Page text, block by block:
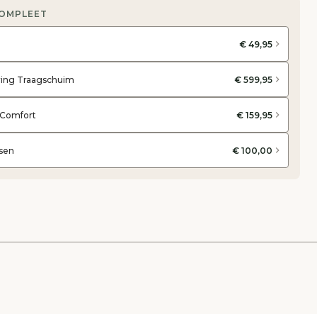
€ 49,95
Traagschuim € 599,95
€ 159,95
€ 100,00